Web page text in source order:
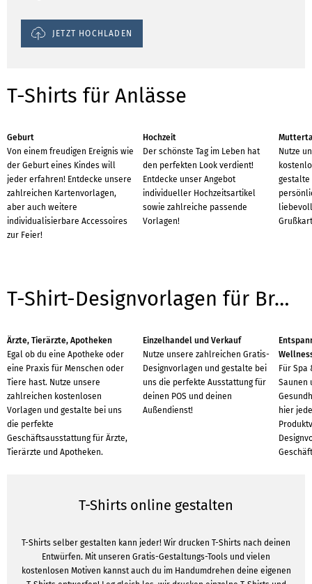
JETZT HOCHLADEN
T-Shirts für Anlässe
Geburt
Von einem freudigen Ereignis wie
der Geburt eines Kindes will
jeder erfahren! Entdecke unsere
zahlreichen Kartenvorlagen,
aber auch weitere
individualisierbare Accessoires
zur Feier!
Hochzeit
Der schönste Tag im Leben hat
den perfekten Look verdient!
Entdecke unser Angebot
individueller Hochzeitsartikel
sowie zahlreiche passende
Vorlagen!
Nutze
gestalte
T-Shirt-Designvorlagen für Branchen
Ärzte, Tierärzte, Apotheken
Egal ob du eine Apotheke oder
eine Praxis für Menschen oder
Tiere hast. Nutze unsere
zahlreichen kostenlosen
Vorlagen und gestalte bei uns
die perfekte
Geschäftsausstattung für Ärzte,
Tierärzte und Apotheken.
Einzelhandel und Verkauf
Nutze unsere zahlreichen Gratis-
Designvorlagen und gestalte bei
uns die perfekte Ausstattung für
deinen POS und deinen
Außendienst!
Für Spa
Saunen
hier
T-Shirts online gestalten
T-Shirts selber gestalten kann jeder! Wir drucken T-Shirts nach deinen
Entwürfen. Mit unseren Gratis-Gestaltungs-Tools und vielen
kostenlosen Motiven kannst auch du im Handumdrehen deine eigenen